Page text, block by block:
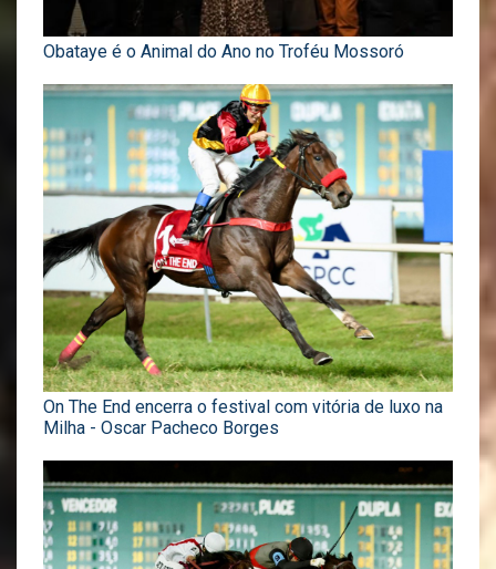
Obataye é o Animal do Ano no Troféu Mossoró
On The End encerra o festival com vitória de luxo na
Milha - Oscar Pacheco Borges